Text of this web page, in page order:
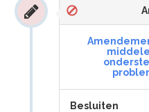
Besluiten